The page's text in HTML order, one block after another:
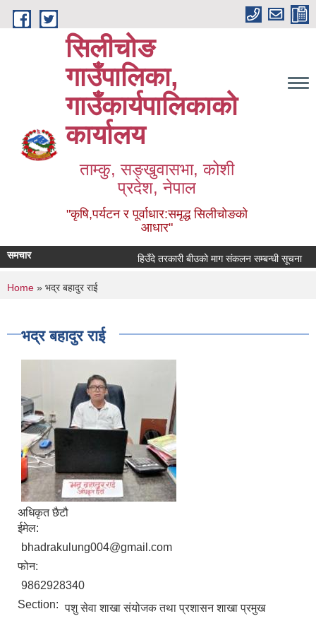
Skip to main content
सिलीचोङ
गाउँपालिका,
गाउँकार्यपालिकाको
कार्यालय
ताम्कु, सङ्‍खुवासभा, कोशी
प्रदेश, नेपाल
"कृषि,पर्यटन र पूर्वाधार:समृद्ध सिलीचोङको
आधार"
समचार हिउँदे तरकारी बीउको माग संकलन सम्बन्धी सूचना
You are here
Home » भद्र बहादुर राई
भद्र बहादुर राई
अधिकृत छैटौ
ईमेल:
bhadrakulung004@gmail.com
फोन:
9862928340
Section: पशु सेवा शाखा संयोजक तथा प्रशासन शाखा प्रमुख